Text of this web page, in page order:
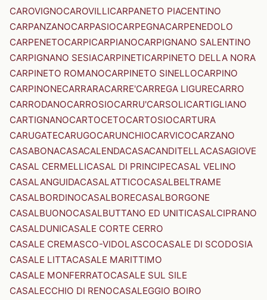
CAROVIGNOCAROVILLICARPANETO PIACENTINO
CARPANZANOCARPASIOCARPEGNACARPENEDOLO
CARPENETOCARPICARPIANOCARPIGNANO SALENTINO
CARPIGNANO SESIACARPINETICARPINETO DELLA NORA
CARPINETO ROMANOCARPINETO SINELLOCARPINO
CARPINONECARRARACARRE'CARREGA LIGURECARRO
CARRODANOCARROSIOCARRU'CARSOLICARTIGLIANO
CARTIGNANOCARTOCETOCARTOSIOCARTURA
CARUGATECARUGOCARUNCHIOCARVICOCARZANO
CASABONACASACALENDACASACANDITELLACASAGIOVE
CASAL CERMELLICASAL DI PRINCIPECASAL VELINO
CASALANGUIDACASALATTICOCASALBELTRAME
CASALBORDINOCASALBORECASALBORGONE
CASALBUONOCASALBUTTANO ED UNITICASALCIPRANO
CASALDUNICASALE CORTE CERRO
CASALE CREMASCO-VIDOLASCOCASALE DI SCODOSIA
CASALE LITTACASALE MARITTIMO
CASALE MONFERRATOCASALE SUL SILE
CASALECCHIO DI RENOCASALEGGIO BOIRO